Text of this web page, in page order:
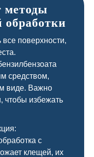
методы
обработки
поверхности,
средством,
виде. Важно
чтобы избежать
с
клещей, их